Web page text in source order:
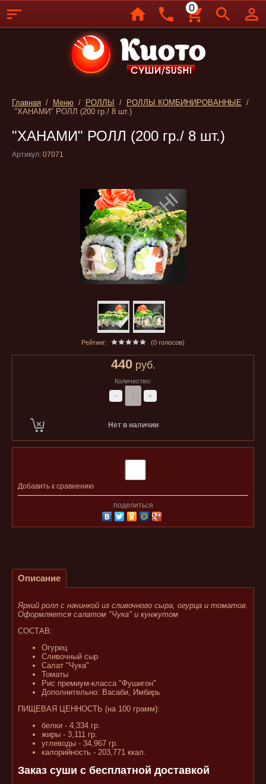
Главная / Меню / РОЛЛЫ / РОЛЛЫ КОМБИНИРОВАННЫЕ /
"ХАНАМИ" РОЛЛ (200 гр./ 8 шт.)
"ХАНАМИ" РОЛЛ (200 гр./ 8 шт.)
Артикул: 07071
Рейтинг: (0 голосов)
440руб.
Количество:
− +
Нет в наличии
Добавить к сравнению
поделиться
Описание
Яркий ролл с начинкой из сливочного сыра, огурца и томатов.
Оформляется салатом "Чука" и кунжутом
СОСТАВ:
Огурец
Сливочный сыр
Салат "Чука"
Томаты
Рис премиум-класса "Фушигон"
Дополнительно: Васаби, Имбирь
ПИЩЕВАЯ ЦЕННОСТЬ (на 100 грамм):
белки - 4,334 гр.
жиры - 3,111 гр.
углеводы - 34,967 гр.
калорийность - 203,771 ккал.
Заказ суши с бесплатной доставкой
0